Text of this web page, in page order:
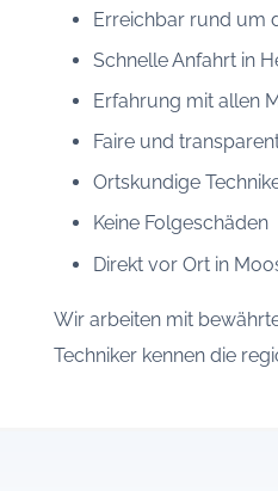
Erreichbar rund um
Schnelle Anfahrt in
Erfahrung mit allen
Faire und
Ortskundige
Keine Folgeschäden
Direkt vor Ort in
Wir arbeiten mit
Techniker kennen die